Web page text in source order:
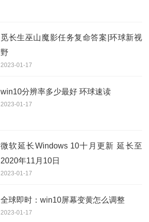
觅长生巫山魔影任务复命答案|环球新视
野
2023-01-17
win10分辨率多少最好 环球速读
2023-01-17
微软延长Windows 10十月更新 延长至
2020年11月10日
2023-01-17
全球即时：win10屏幕变黄怎么调整
2023-01-17